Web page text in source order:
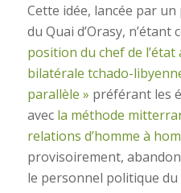
Cette idée, lancée par
du Quai d’Orasy, n’étant
position du chef de
bilatérale tchado-
parallèle » préférant les
avec la méthode
relations d’homme à
provisoirement,
le personnel politique